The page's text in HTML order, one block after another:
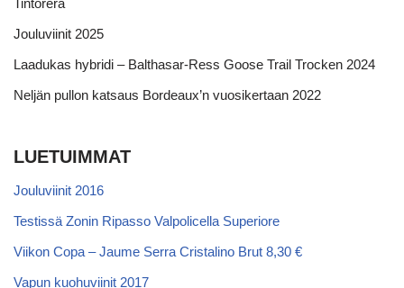
Jouluviinit 2025
Laadukas hybridi – Balthasar-Ress Goose Trail Trocken 2024
Neljän pullon katsaus Bordeaux’n vuosikertaan 2022
LUETUIMMAT
Jouluviinit 2016
Testissä Zonin Ripasso Valpolicella Superiore
Viikon Copa – Jaume Serra Cristalino Brut 8,30 €
Vapun kuohuviinit 2017